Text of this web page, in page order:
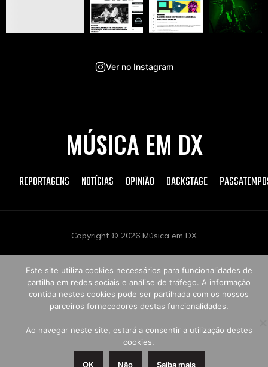
Ver no Instagram
MÚSICA EM DX
REPORTAGENS NOTÍCIAS OPINIÃO BACKSTAGE
Copyright © 2026 Música em DX
Este site utiliza cookies necessários para funcionalidades de
partilha em redes sociais e análise de tráfego. A informação
contida nestes cookies pode ser partilhada com os nossos
parceiros fornecedores destas funcionalidades.
Ao navegar neste site, estará a consentir a utilização destes
cookies.
OK Não Saiba mais